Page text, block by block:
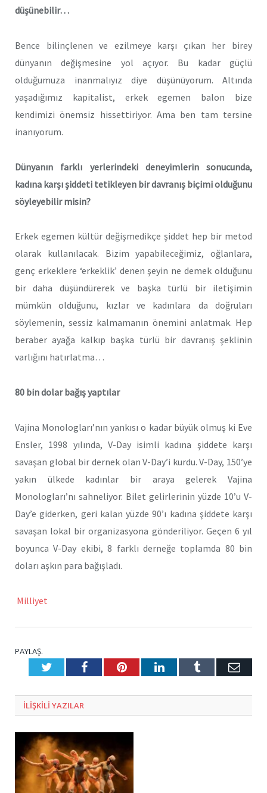
düşünebilir…
Bence bilinçlenen ve ezilmeye karşı çıkan her birey
dünyanın değişmesine yol açıyor. Bu kadar güçlü
olduğumuza inanmalıyız diye düşünüyorum. Altında
yaşadığımız kapitalist, erkek egemen balon bize
kendimizi önemsiz hissettiriyor. Ama ben tam tersine
inanıyorum.
Dünyanın farklı yerlerindeki deneyimlerin sonucunda,
kadına karşı şiddeti tetikleyen bir davranış biçimi olduğunu
söyleyebilir misin?
Erkek egemen kültür değişmedikçe şiddet hep bir metod
olarak kullanılacak. Bizim yapabileceğimiz, oğlanlara,
genç erkeklere ‘erkeklik’ denen şeyin ne demek olduğunu
bir daha düşündürerek ve başka türlü bir iletişimin
mümkün olduğunu, kızlar ve kadınlara da doğruları
söylemenin, sessiz kalmamanın önemini anlatmak. Hep
beraber ayağa kalkıp başka türlü bir davranış şeklinin
varlığını hatırlatma…
80 bin dolar bağış yaptılar
Vajina Monologları’nın yankısı o kadar büyük olmuş ki Eve
Ensler, 1998 yılında, V-Day isimli kadına şiddete karşı
savaşan global bir dernek olan V-Day’i kurdu. V-Day, 150’ye
yakın ülkede kadınlar bir araya gelerek Vajina
Monologları’nı sahneliyor. Bilet gelirlerinin yüzde 10’u V-
Day’e giderken, geri kalan yüzde 90’ı kadına şiddete karşı
savaşan lokal bir organizasyona gönderiliyor. Geçen 6 yıl
boyunca V-Day ekibi, 8 farklı derneğe toplamda 80 bin
doları aşkın para bağışladı.
Milliyet
PAYLAŞ.
TwitterFacebookPinterestLinkedInTumblr E-
ILIŞKILI YAZILAR